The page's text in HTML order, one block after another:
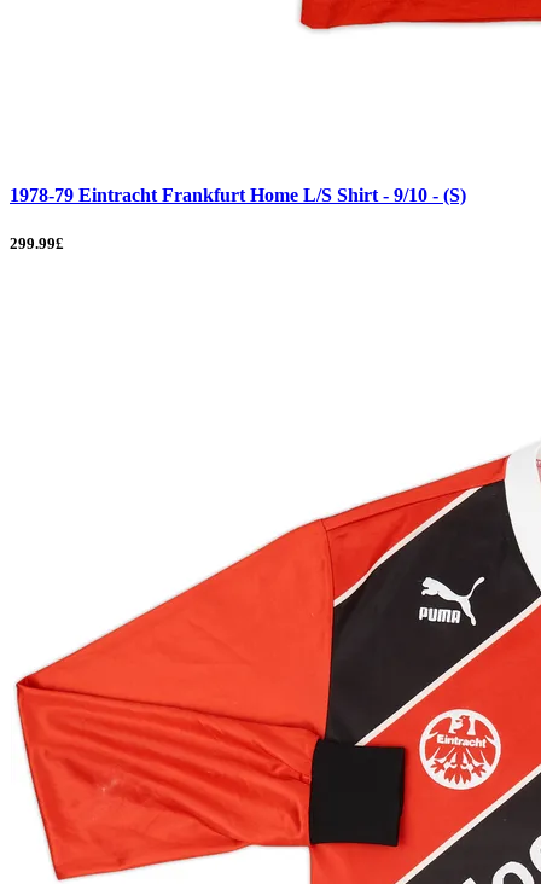
1978-79 Eintracht Frankfurt Home L/S Shirt - 9/10 - (S)
299.99£